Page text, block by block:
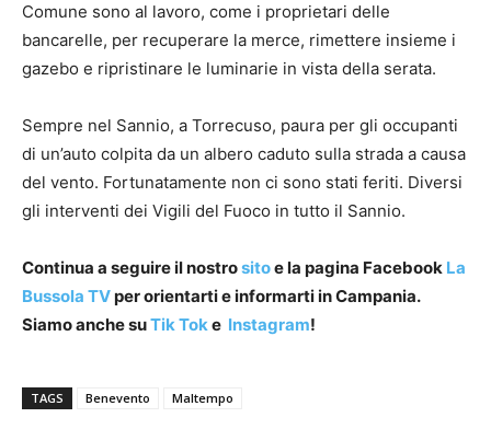
Comune sono al lavoro, come i proprietari delle
bancarelle, per recuperare la merce, rimettere insieme i
gazebo e ripristinare le luminarie in vista della serata.
Sempre nel Sannio, a Torrecuso, paura per gli occupanti
di un’auto colpita da un albero caduto sulla strada a causa
del vento. Fortunatamente non ci sono stati feriti. Diversi
gli interventi dei Vigili del Fuoco in tutto il Sannio.
Continua a seguire il nostrositoe la pagina Facebook La
Bussola TVper orientarti e informarti in Campania.
Siamo anche suTik Toke Instagram!
TAGS Benevento Maltempo